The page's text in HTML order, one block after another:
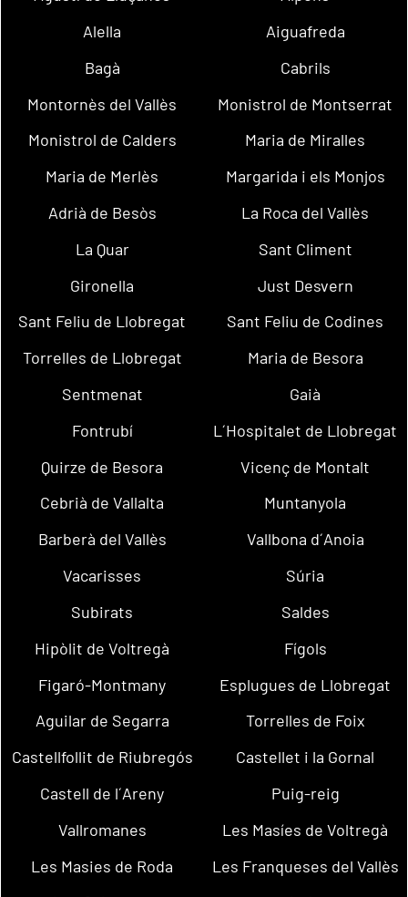
Alella
Aiguafreda
Bagà
Cabrils
Montornès del Vallès
Monistrol de Montserrat
Monistrol de Calders
Maria de Miralles
Maria de Merlès
Margarida i els Monjos
Adrià de Besòs
La Roca del Vallès
La Quar
Sant Climent
Gironella
Just Desvern
Sant Feliu de Llobregat
Sant Feliu de Codines
Torrelles de Llobregat
Maria de Besora
Sentmenat
Gaià
Fontrubí
L´Hospitalet de Llobregat
Quirze de Besora
Vicenç de Montalt
Cebrià de Vallalta
Muntanyola
Barberà del Vallès
Vallbona d´Anoia
Vacarisses
Súria
Subirats
Saldes
Hipòlit de Voltregà
Fígols
Figaró-Montmany
Esplugues de Llobregat
Aguilar de Segarra
Torrelles de Foix
Castellfollit de Riubregós
Castellet i la Gornal
Castell de l´Areny
Puig-reig
Vallromanes
Les Masíes de Voltregà
Les Masies de Roda
Les Franqueses del Vallès